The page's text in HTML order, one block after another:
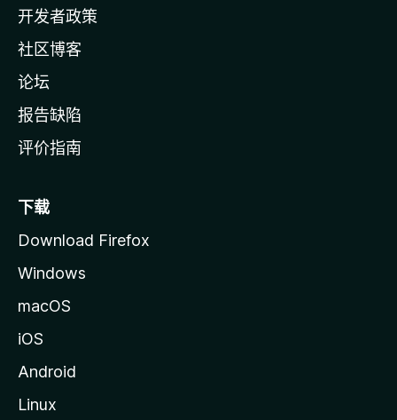
页
开发者政策
社区博客
论坛
报告缺陷
评价指南
下载
Download Firefox
Windows
macOS
iOS
Android
Linux